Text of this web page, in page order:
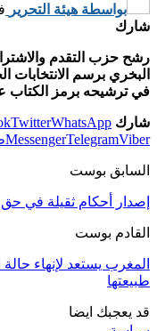
بواسطة هيئة التحرير
شارك
رشح حزب التقدم
البخري برسم الانتخابات
في ترشيحه برمز الكتاب
شارك TwitterWhatsApp
MessengerTelegramViber
السابق بوست
إصدار أحكام ثقيلة في
القادم بوست
المغرب يستعد لإنهاء
طبيعتها
قد يعجبك ايضا